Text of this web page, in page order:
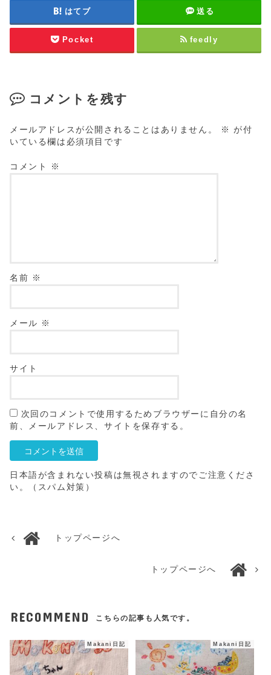
はてブ 送る
Pocket feedly
コメントを残す
メールアドレスが公開されることはありません。 ※ が付
いている欄は必須項目です
コメント ※
名前 ※
メール ※
サイト
次回のコメントで使用するためブラウザーに自分の名
前、メールアドレス、サイトを保存する。
日本語が含まれない投稿は無視されますのでご注意くださ
い。（スパム対策）
トップページへ
トップページへ
RECOMMEND こちらの記事も人気です。
Makani日記 Makani日記